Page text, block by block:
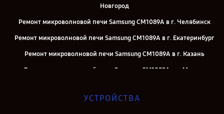
Новгород
Ремонт микроволновой печи Samsung CM1089A в г. Челябинск
Ремонт микроволновой печи Samsung CM1089A в г. Екатеринбург
Ремонт микроволновой печи Samsung CM1089A в г. Казань
Ремонт микроволновой печи Samsung CM1089A в г. Москва
Петербург
УСТРОЙСТВА